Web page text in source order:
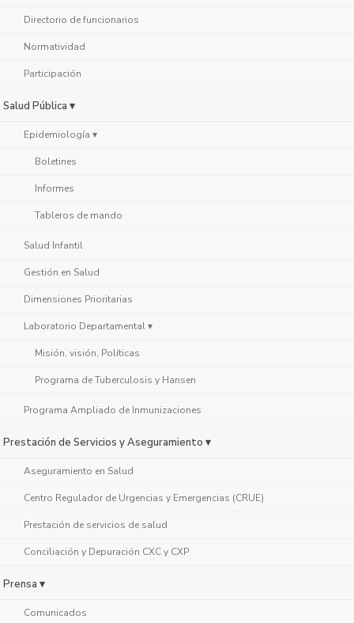
Directorio de funcionarios
Normatividad
Participación
Salud Pública ▾
Epidemiología ▾
Boletines
Informes
Tableros de mando
Salud Infantil
Gestión en Salud
Dimensiones Prioritarias
Laboratorio Departamental ▾
Misión, visión, Políticas
Programa de Tuberculosis y Hansen
Programa Ampliado de Inmunizaciones
Prestación de Servicios y Aseguramiento ▾
Aseguramiento en Salud
Centro Regulador de Urgencias y Emergencias (CRUE)
Prestación de servicios de salud
Conciliación y Depuración CXC y CXP
Prensa ▾
Comunicados